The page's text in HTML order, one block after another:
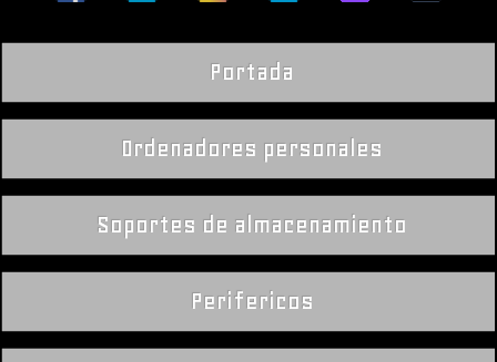
Portada
Ordenadores personales
Soportes de almacenamiento
Perifericos